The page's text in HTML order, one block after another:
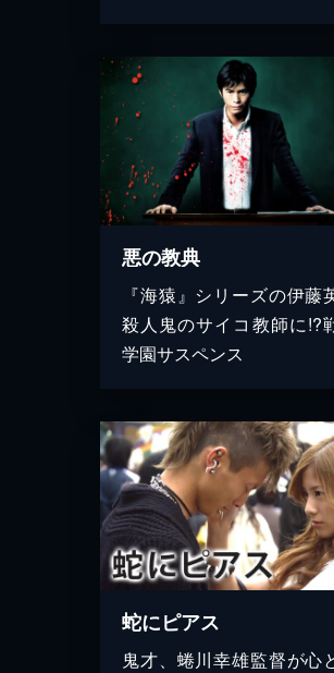
悪の教典
『海猿』シリーズの伊藤
殺人鬼のサイコ教師に!?
学園サスペンス
蛇にピアス
鬼才、蜷川幸雄監督が心